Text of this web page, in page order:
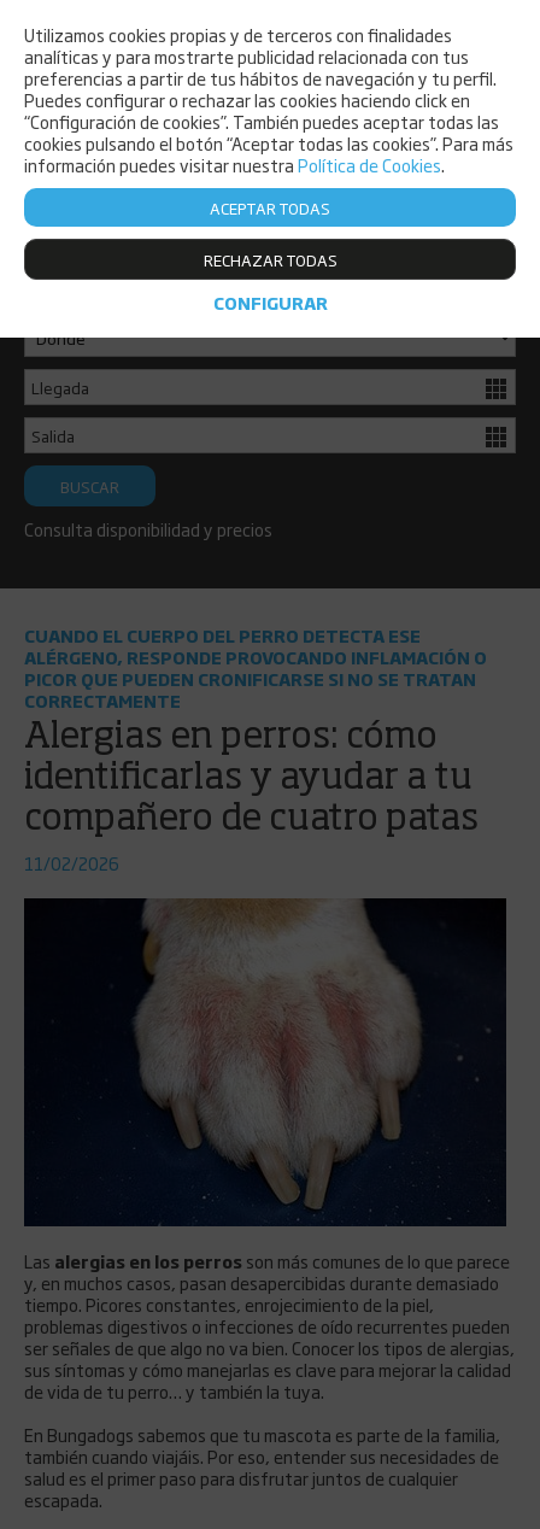
Utilizamos cookies propias y de terceros con finalidades
analíticas y para mostrarte publicidad relacionada con tus
preferencias a partir de tus hábitos de navegación y tu perfil.
Puedes configurar o rechazar las cookies haciendo click en
“Configuración de cookies”. También puedes aceptar todas las
cookies pulsando el botón “Aceptar todas las cookies”. Para más
información puedes visitar nuestraPolítica de Cookies.
ACEPTAR TODAS
RECHAZAR TODAS
CONFIGURAR
PET FRIENDLY
Consulta disponibilidad y reserva ya
de forma sencilla.
BUSCAR
Consulta disponibilidad y precios
CUANDO EL CUERPO DEL PERRO DETECTA ESE
ALÉRGENO, RESPONDE PROVOCANDO INFLAMACIÓN O
PICOR QUE PUEDEN CRONIFICARSE SI NO SE TRATAN
CORRECTAMENTE
Alergias en perros: cómo
identificarlas y ayudar a tu
compañero de cuatro patas
11/02/2026
Las alergias en los perros son más comunes de lo que parece
y, en muchos casos, pasan desapercibidas durante demasiado
tiempo. Picores constantes, enrojecimiento de la piel,
problemas digestivos o infecciones de oído recurrentes pueden
ser señales de que algo no va bien. Conocer los tipos de alergias,
sus síntomas y cómo manejarlas es clave para mejorar la calidad
de vida de tu perro… y también la tuya.
En Bungadogs sabemos que tu mascota es parte de la familia,
también cuando viajáis. Por eso, entender sus necesidades de
salud es el primer paso para disfrutar juntos de cualquier
escapada.